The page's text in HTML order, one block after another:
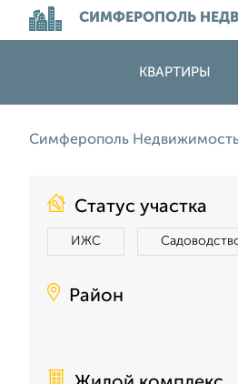
СИМФЕРОПОЛЬ
КВАРТИРЫ
Симферополь
Статус участка
ИЖС
Район